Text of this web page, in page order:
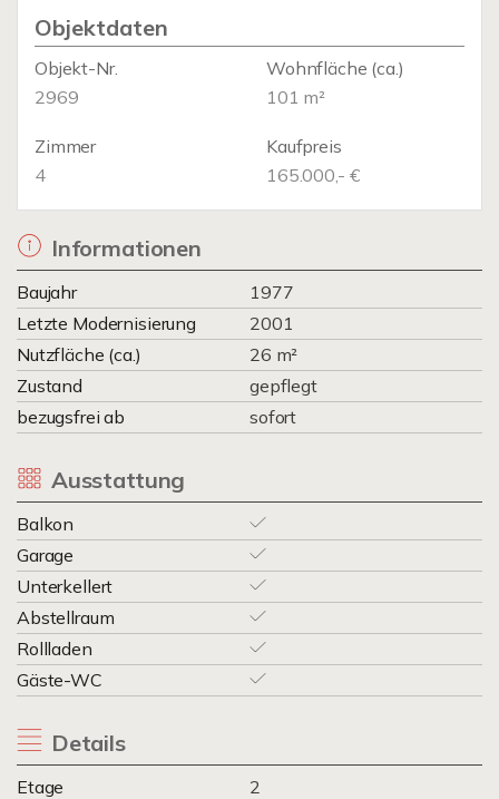
Objektdaten
Objekt-Nr.
2969
Wohnfläche (ca.)
101 m²
Zimmer
4
Kaufpreis
165.000,- €
Informationen
Baujahr
1977
Letzte Modernisierung
2001
Nutzfläche (ca.)
26 m²
Zustand
gepflegt
bezugsfrei ab
sofort
Ausstattung
Balkon
Garage
Unterkellert
Abstellraum
Rollladen
Gäste-WC
Details
Etage
2